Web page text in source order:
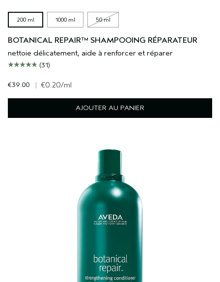
200 ml 1000 ml 50 ml
BOTANICAL REPAIR™ SHAMPOOING RÉPARATEUR
nettoie délicatement, aide à renforcer et réparer
(31)
€39.00 | €0.20/ml
AJOUTER AU PANIER